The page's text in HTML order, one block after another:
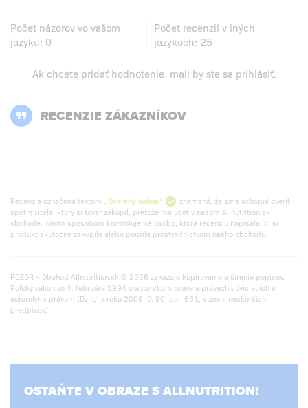
Počet názorov vo vašom
jazyku: 0
Počet recenzií v iných
jazykoch: 25
Ak chcete pridať hodnotenie, mali by ste sa prihlásiť.
RECENZIE ZÁKAZNÍKOV
Recenzia označená textom „Overený nákup“
znamená, že sme schopní overiť
spotrebiteľa, ktorý si tovar zakúpil, pretože má účet v našom Allnutrition.sk
obchode. Týmto spôsobom kontrolujeme osobu, ktorá recenziu napísala, či si
produkt skutočne zakúpila alebo použila prostredníctvom nášho obchodu.
POZOR – Obchod Allnutrition.sk © 2026 zakazuje kopírovanie a šírenie popisov.
Poľský zákon zo 4. februára 1994 o autorskom práve a právach súvisiacich s
autorským právom (Dz. U. z roku 2006, č. 90, pol. 631, v znení neskorších
predpisov).
OSTAŇTE V OBRAZE S ALLNUTRITION!